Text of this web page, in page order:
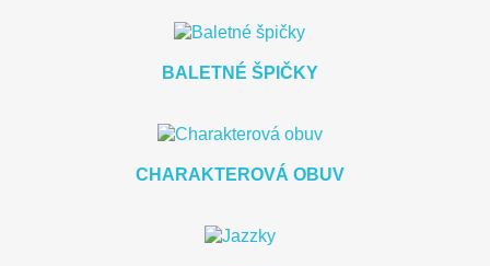
BALETNÉ ŠPIČKY
CHARAKTEROVÁ OBUV